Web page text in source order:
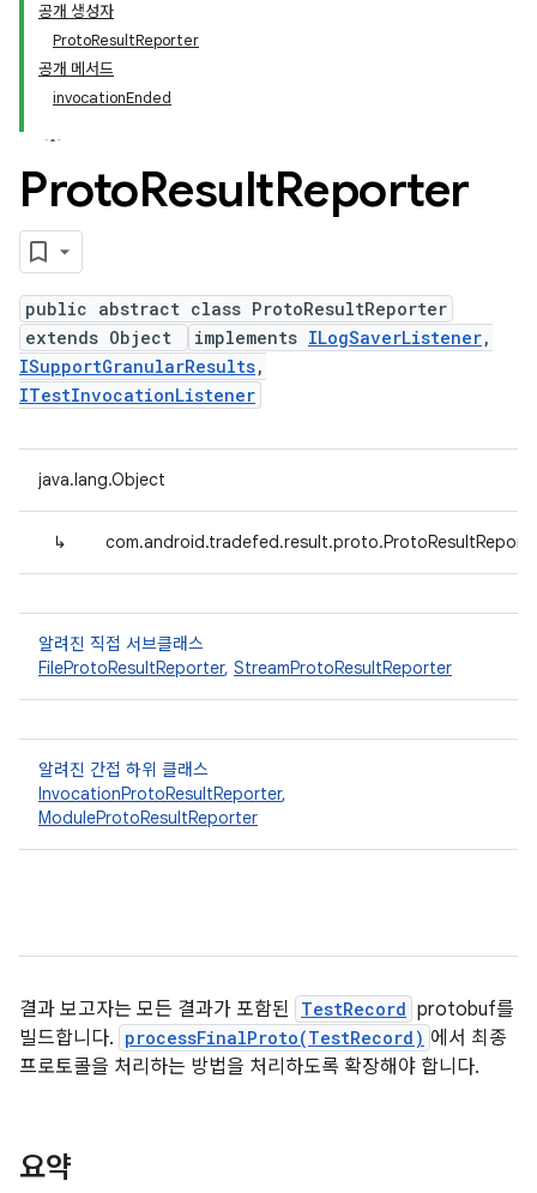
공개 생성자
ProtoResultReporter
공개 메서드
invocationEnded
ProtoResultReporter
public abstract class ProtoResultReporter
extends Object
implements ILogSaverListener,
ISupportGranularResults,
ITestInvocationListener
java.lang.Object
↳
알려진 직접 서브클래스
FileProtoResultReporter, StreamProtoResultReporter
알려진 간접 하위 클래스
InvocationProtoResultReporter,
ModuleProtoResultReporter
결과 보고자는 모든 결과가 포함된 TestRecord protobuf를
빌드합니다. processFinalProto(TestRecord) 에서 최종
프로토콜을 처리하는 방법을 처리하도록 확장해야 합니다.
요약